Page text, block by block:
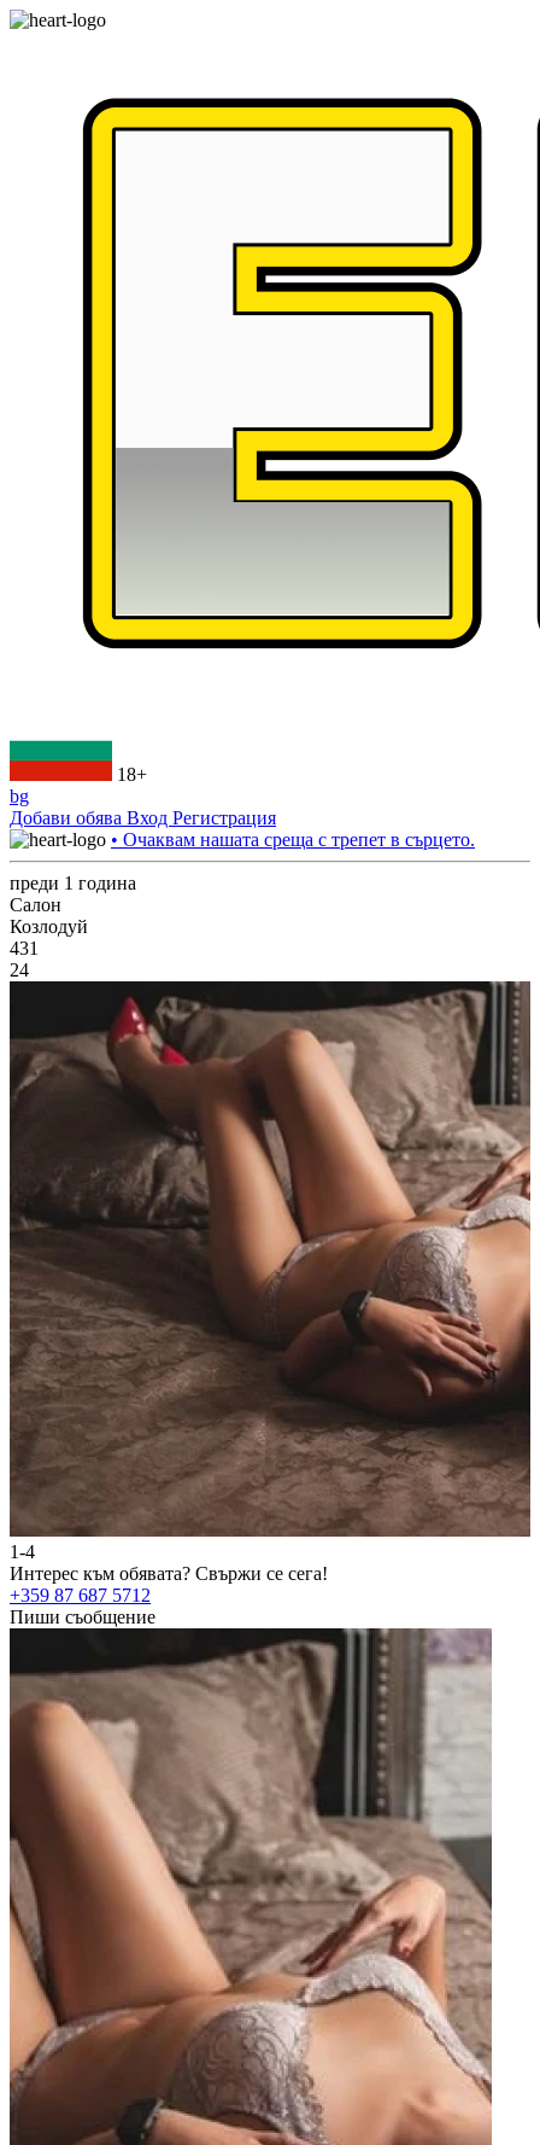
18+
bg
Добави обява Вход Регистрация
• Очаквам нашата среща с трепет в сърцето.
преди 1 година
Салон
Козлодуй
431
24
1-4
Интерес към обявата? Свържи се сега!
+359 87 687 5712
Пиши съобщение